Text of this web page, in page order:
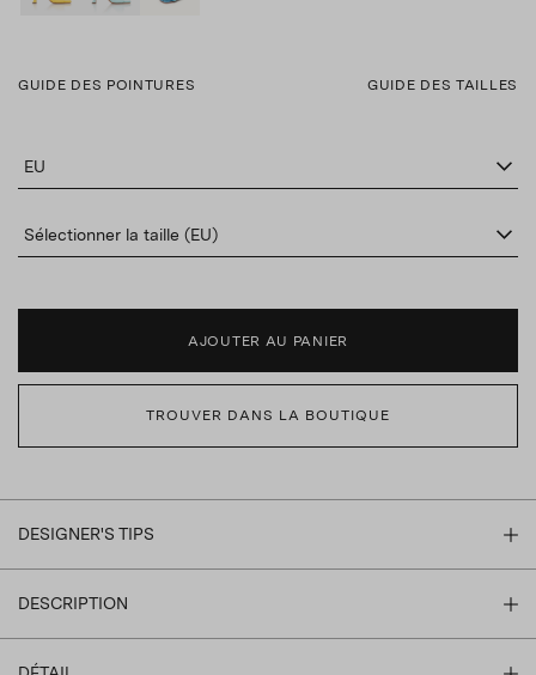
GUIDE DES POINTURES GUIDE DES TAILLES
EU
Sélectionner la taille (EU)
AJOUTER AU PANIER
TROUVER DANS LA BOUTIQUE
DESIGNER'S TIPS
DESCRIPTION